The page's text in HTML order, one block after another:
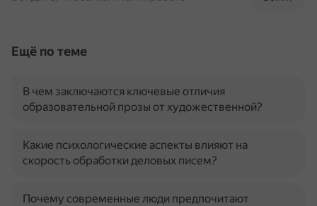
Ещё по теме
В чем заключаются ключевые отличия
образовательной прозы от художественной?
Какие психологические аспекты влияют на
скорость обработки деловых писем?
Почему современные люди предпочитают